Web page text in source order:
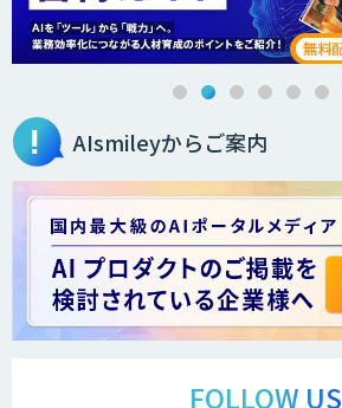
AIsmileyからご案内
FOLLOW US